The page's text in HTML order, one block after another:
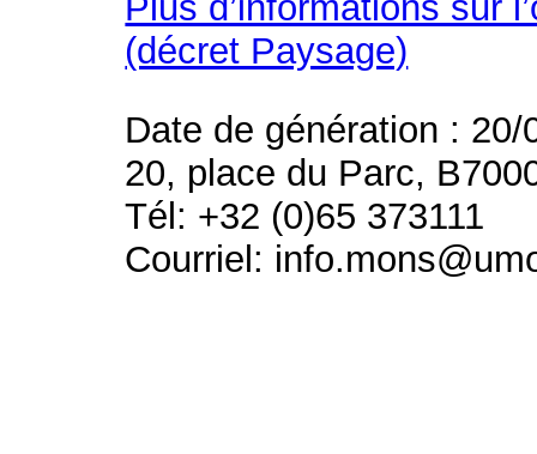
(décret Paysage)
Date de génération : 20/
20, place du Parc,
Tél: +32 (0)65 373111
Courriel: